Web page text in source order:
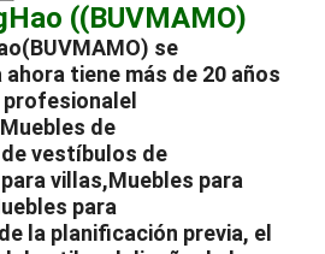
((BUVMAMO)
se
tiene más de 20 años
el
Muebles de
vestíbulos de
villas,Muebles para
para
la planificación previa, el